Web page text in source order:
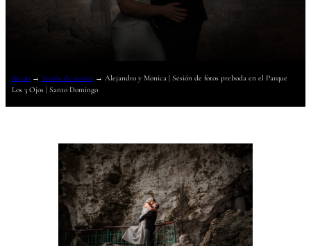
Inicio→ Sesión de novios→ Alejandro y Monica | Sesión de fotos preboda en el Parque
Los 3 Ojos | Santo Domingo